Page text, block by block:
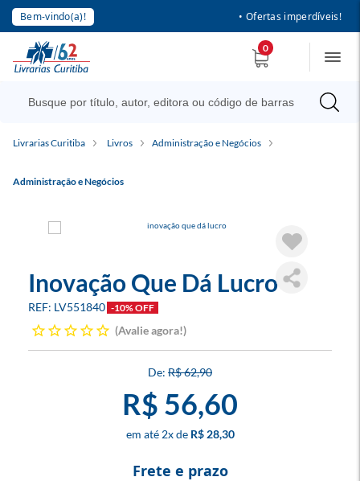
Bem-vindo(a)! • Ofertas imperdíveis!
0
Livrarias Curitiba Livros Administração e Negócios
Administração e Negócios
Inovação Que Dá Lucro
LV551840 -10% OFF
Avalie agora!
R$ 62,90
R$ 56,60
2x R$ 28,30
Frete e prazo